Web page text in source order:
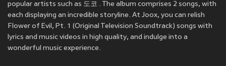
popular artists such as 도코 . The album comprises 2 songs, with
each displaying an incredible storyline. At Joox, you can relish
Flower of Evil, Pt. 1 (Original Television Soundtrack) songs with
lyrics and music videos in high quality, and indulge into a
wonderful music experience.